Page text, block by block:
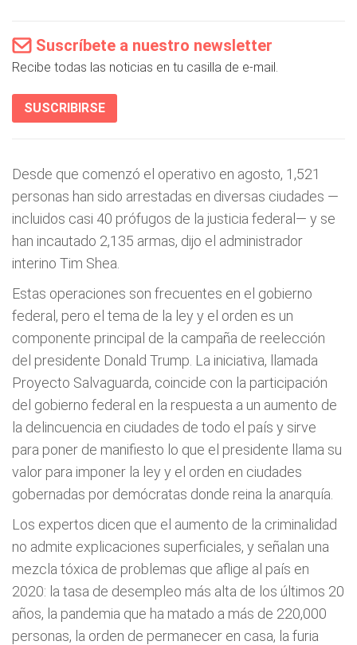
Suscríbete a nuestro newsletter
Recibe todas las noticias en tu casilla de e-mail.
SUSCRIBIRSE
Desde que comenzó el operativo en agosto, 1,521
personas han sido arrestadas en diversas ciudades —
incluidos casi 40 prófugos de la justicia federal— y se
han incautado 2,135 armas, dijo el administrador
interino Tim Shea.
Estas operaciones son frecuentes en el gobierno
federal, pero el tema de la ley y el orden es un
componente principal de la campaña de reelección
del presidente Donald Trump. La iniciativa, llamada
Proyecto Salvaguarda, coincide con la participación
del gobierno federal en la respuesta a un aumento de
la delincuencia en ciudades de todo el país y sirve
para poner de manifiesto lo que el presidente llama su
valor para imponer la ley y el orden en ciudades
gobernadas por demócratas donde reina la anarquía.
Los expertos dicen que el aumento de la criminalidad
no admite explicaciones superficiales, y señalan una
mezcla tóxica de problemas que aflige al país en
2020: la tasa de desempleo más alta de los últimos 20
años, la pandemia que ha matado a más de 220,000
personas, la orden de permanecer en casa, la furia